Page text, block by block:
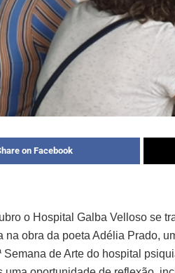
on Facebook
o Hospital Galba Velloso se
na obra da poeta Adélia Prado,
Semana de Arte do hospital